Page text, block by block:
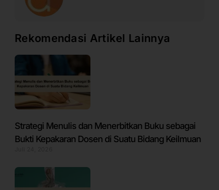
Rekomendasi Artikel Lainnya
Strategi Menulis dan Menerbitkan Buku sebagai
Bukti Kepakaran Dosen di Suatu Bidang Keilmuan